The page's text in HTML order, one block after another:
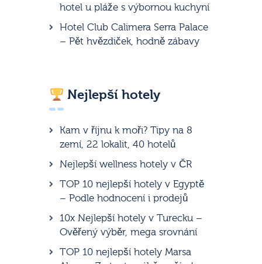
hotel u pláže s výbornou kuchyní
Hotel Club Calimera Serra Palace
– Pět hvězdiček, hodně zábavy
Nejlepší hotely
Kam v říjnu k moři? Tipy na 8
zemí, 22 lokalit, 40 hotelů
Nejlepší wellness hotely v ČR
TOP 10 nejlepší hotely v Egyptě
– Podle hodnocení i prodejů
10x Nejlepší hotely v Turecku –
Ověřený výběr, mega srovnání
TOP 10 nejlepší hotely Marsa